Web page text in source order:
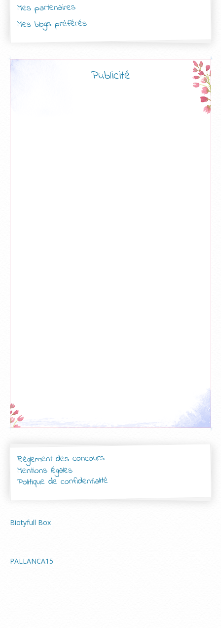
Mes partenaires
Mes blogs préférés
Publicité
Règlement des concours
Mentions légales
Politique de confidentialité
Biotyfull Box
PALLANCA15